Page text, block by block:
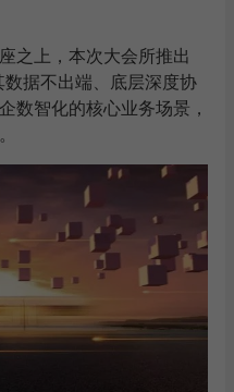
之上，本次大会所推出
数据不出端、底层深度协
数智化的核心业务场景，